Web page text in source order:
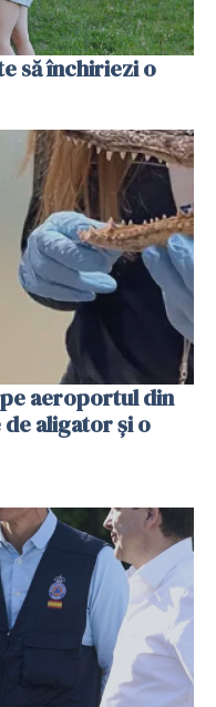
să închiriezi o
aeroportul din
aligator și o